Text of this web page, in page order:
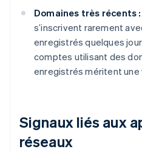
Domaines très récents :
s’inscrivent rarement
enregistrés quelques
comptes utilisant des
enregistrés méritent une
Signaux liés aux
réseaux